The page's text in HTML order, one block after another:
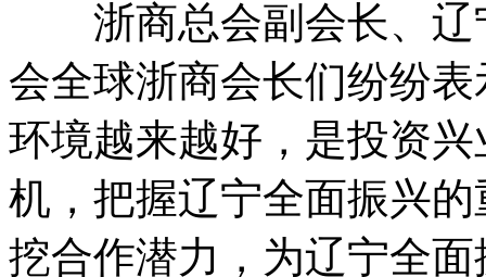
浙商总会副会长、辽
会全球浙商会长们纷纷
环境越来越好，是投资
机，把握辽宁全面振兴
挖合作潜力，为辽宁全